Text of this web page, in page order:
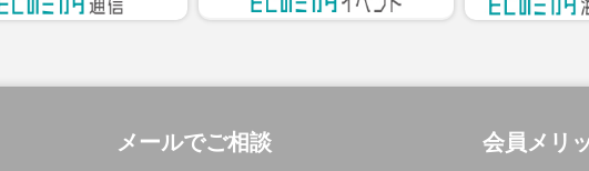
メールでご相談 会員メリ